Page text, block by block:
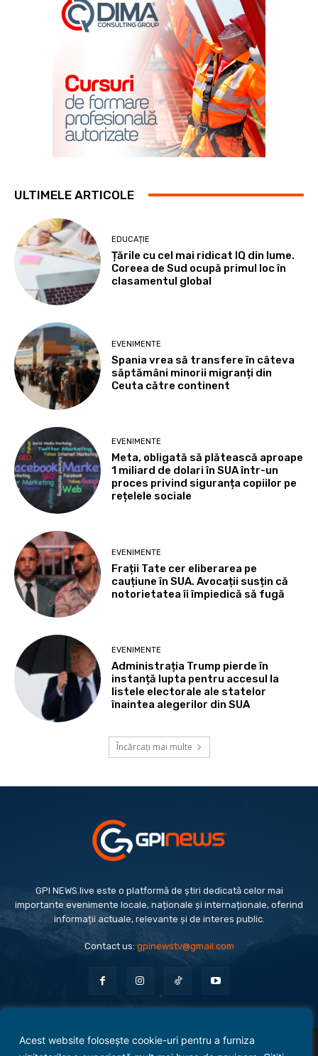
Acest website folosește cookie-uri pentru a furniza
ULTIMELE ARTICOLE
EDUCAȚIE
Țările cu cel mai ridicat IQ din lume.
Coreea de Sud ocupă primul loc în
clasamentul global
EVENIMENTE
Spania vrea să transfere în câteva
săptămâni minorii migranți din
Ceuta către continent
EVENIMENTE
Meta, obligată să plătească aproape
1 miliard de dolari în SUA într-un
proces privind siguranța copiilor pe
rețelele sociale
EVENIMENTE
Frații Tate cer eliberarea pe
cauțiune în SUA. Avocații susțin că
notorietatea îi împiedică să fugă
EVENIMENTE
Administrația Trump pierde în
instanță lupta pentru accesul la
listele electorale ale statelor
înaintea alegerilor din SUA
Încărcați mai multe
GPI NEWS.live este o platformă de știri dedicată celor mai
importante evenimente locale, naționale și internaționale, oferind
informații actuale, relevante și de interes public.
Contact us:gpinewstv@gmail.com
Evenimente Politică Economie Social
Sport
Cultură Antreprenoriat